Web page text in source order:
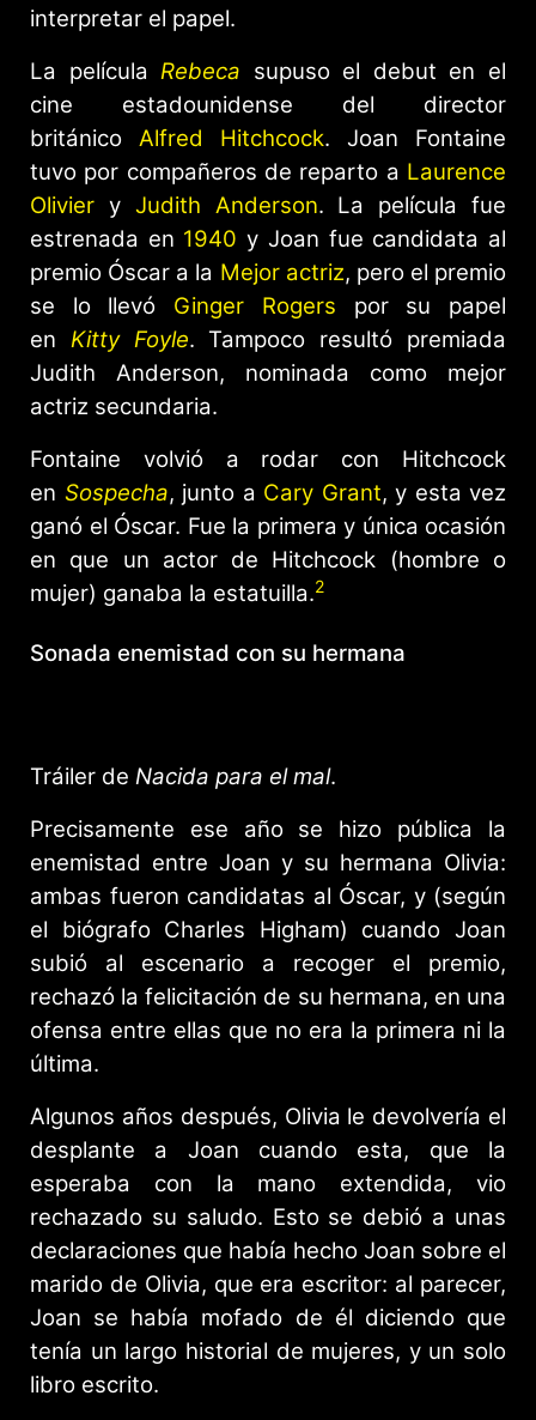
interpretar el papel.
La películaRebeca supuso el debut en el
cine estadounidense del director
británico Alfred Hitchcock. Joan Fontaine
tuvo por compañeros de reparto a Laurence
Olivier y Judith Anderson. La película fue
estrenada en 1940 y Joan fue candidata al
premio Óscar a la Mejor actriz, pero el premio
se lo llevó Ginger Rogers por su papel
en Kitty Foyle. Tampoco resultó premiada
Judith Anderson, nominada como mejor
actriz secundaria.
Fontaine volvió a rodar con Hitchcock
en Sospecha, junto a Cary Grant, y esta vez
ganó el Óscar. Fue la primera y única ocasión
en que un actor de Hitchcock (hombre o
mujer) ganaba la estatuilla.2
Sonada enemistad con su hermana
Tráiler de Nacida para el mal.
Precisamente ese año se hizo pública la
enemistad entre Joan y su hermana Olivia:
ambas fueron candidatas al Óscar, y (según
el biógrafo Charles Higham) cuando Joan
subió al escenario a recoger el premio,
rechazó la felicitación de su hermana, en una
ofensa entre ellas que no era la primera ni la
última.
Algunos años después, Olivia le devolvería el
desplante a Joan cuando esta, que la
esperaba con la mano extendida, vio
rechazado su saludo. Esto se debió a unas
declaraciones que había hecho Joan sobre el
marido de Olivia, que era escritor: al parecer,
Joan se había mofado de él diciendo que
tenía un largo historial de mujeres, y un solo
libro escrito.